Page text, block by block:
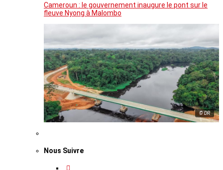
Cameroun : le gouvernement inaugure le pont sur le
fleuve Nyong à Malombo
© DR
Nous Suivre